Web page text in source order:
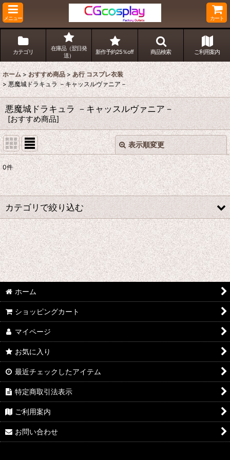
メニュー カート
カテゴリ
在庫品（翌日発
送）
新作予約25％off 商品検索 ご利用案内
ホーム > おすすめ商品 > あ行 コスプレ衣装
> 悪魔城ドラキュラ －キャッスルヴァニア－
悪魔城ドラキュラ －キャッスルヴァニア－
[おすすめ商品]
表示順変更
表示数:
並び順:
絞り込む
閉じる
0件
カテゴリで絞り込む
あ行 コスプレ衣装 (全商品)
ウマ娘プリティーダービー
あんさんぶるスターズ
IdentityV
アズールレーン
王様ランキング
イケメン戦国 時をかける恋
イケメン革命 アリスと恋の魔法
イケメンヴァンパイア
A3!(エースリー)
ホーム
ショッピングカート
マイページ
お気に入り
最近チェックしたアイテム
特定商取引法表示
ご利用案内
お問い合わせ